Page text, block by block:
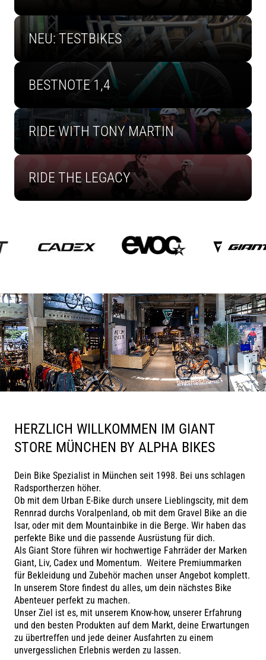
NEU: TESTBIKES
BESTNOTE 1,4
RIDE WITH TONY MARTIN
RIDE THE LEGACY
HERZLICH WILLKOMMEN IM GIANT
STORE MÜNCHEN BY ALPHA BIKES
Dein Bike Spezialist in München seit 1998. Bei uns schlagen
Radsportherzen höher.
Ob mit dem Urban E-Bike durch unsere Lieblingscity, mit dem
Rennrad durchs Voralpenland, ob mit dem Gravel Bike an die
Isar, oder mit dem Mountainbike in die Berge. Wir haben das
perfekte Bike und die passende Ausrüstung für dich.
Als Giant Store führen wir hochwertige Fahrräder der Marken
Giant, Liv, Cadex und Momentum. Weitere Premiummarken
für Bekleidung und Zubehör machen unser Angebot komplett.
In unserem Store findest du alles, um dein nächstes Bike
Abenteuer perfekt zu machen.
Unser Ziel ist es, mit unserem Know-how, unserer Erfahrung
und den besten Produkten auf dem Markt, deine Erwartungen
zu übertreffen und jede deiner Ausfahrten zu einem
unvergesslichen Erlebnis werden zu lassen.